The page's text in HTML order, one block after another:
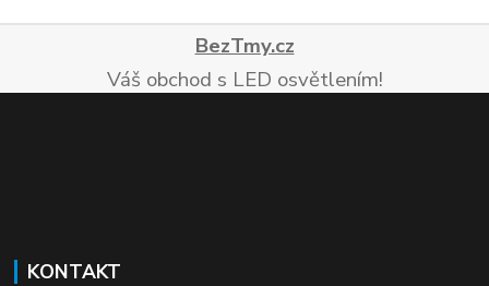
BezTmy.cz
Váš obchod s LED osvětlením!
KONTAKT